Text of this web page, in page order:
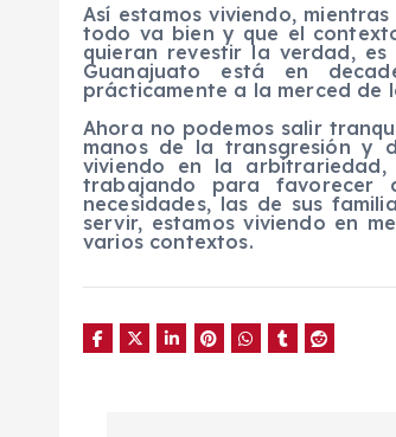
Así estamos viviendo,
todo va bien y que el
quieran revestir la verdad,
Guanajuato está en
prácticamente a la merced de
Ahora no podemos salir
manos de la transgresión y
viviendo en la arbitrariedad,
trabajando para favorecer
necesidades, las de sus
servir, estamos viviendo en
varios contextos.